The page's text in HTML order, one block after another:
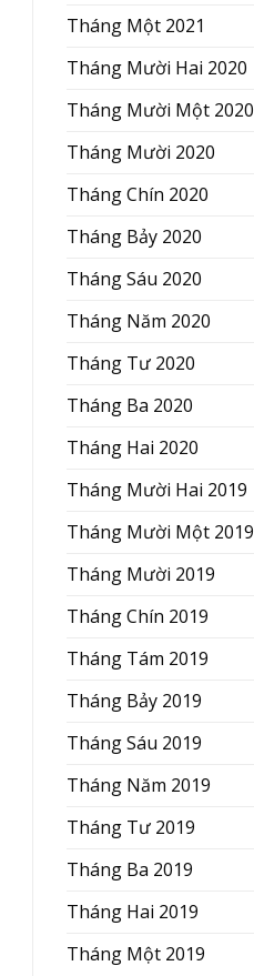
Tháng Một 2021
Tháng Mười Hai 2020
Tháng Mười Một 2020
Tháng Mười 2020
Tháng Chín 2020
Tháng Bảy 2020
Tháng Sáu 2020
Tháng Năm 2020
Tháng Tư 2020
Tháng Ba 2020
Tháng Hai 2020
Tháng Mười Hai 2019
Tháng Mười Một 2019
Tháng Mười 2019
Tháng Chín 2019
Tháng Tám 2019
Tháng Bảy 2019
Tháng Sáu 2019
Tháng Năm 2019
Tháng Tư 2019
Tháng Ba 2019
Tháng Hai 2019
Tháng Một 2019